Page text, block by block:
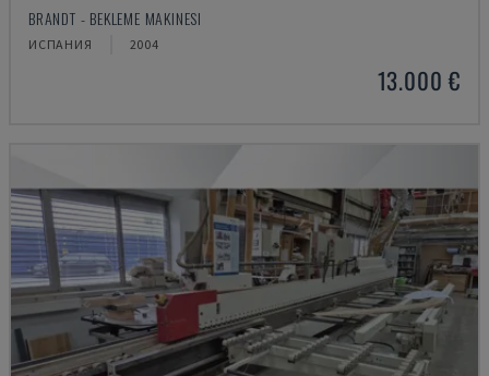
BRANDT - BEKLEME MAKINESI
ИСПАНИЯ 2004
13.000 €